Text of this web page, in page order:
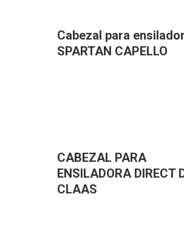
Cabezal para
SPARTAN CAPELLO
CABEZAL PARA
ENSILADORA DIRECT
CLAAS